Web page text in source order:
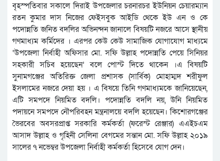
বৃহস্পতিবার সকালে দিরাই উপজেলার চরনারচর ইউনিয়ন চেয়ারম্যান
রতন কুমার দাস নিজের ফেইসবুক অাইডি থেকে ইউ এন ও কে
পদোন্নতি জনিত বদলির অভিনন্দন জানালে বিষয়টি নজরে অাসে স্থানীয়
গণমাধ্যম কর্মিদের । এরপর কেউ কেউ সামাজিক যোগাযোগ মাধ্যমে
‘উপজেলা নির্বাহী অফিসার মো. সফি উল্লাহ পদোন্নতি পেয়ে সিনিয়র
সহকারী সচিব হয়েছেন’ বলে পোস্ট দিতে থাকেন ।এ বিষয়টি
সুনামগঞ্জের অতিরিক্ত জেলা প্রশাসক (সার্বিক) মোহাম্মদ শরীফুল
ইসলামের নজরে দেয়া হয় । এ বিষয়ে তিনি গণমাধ্যমকে জানিয়েছেন,
এটি সমপদে নিয়মিত বদলি। পদোন্নতি বদলি নয়, উনি নিয়মিত
পদায়নে সমপদে নৌপরিবহন মন্ত্রনালয়ে বদলি হয়েছেন। কিশোরগঞ্জের
ভৈরবের অবসরপ্রাপ্ত সরকারি কর্মকর্তা (ফরেস্ট রেঞ্জার) এএইচএম
আসাদ উল্লাহ ও গৃহিনী সেলিনা বেগমের সন্তান মো. সফি উল্লাহ ২০১৯
সালের ৭ নভেম্বর উপজেলা নির্বাহী কর্মকর্তা হিসেবে যোগ দেন।